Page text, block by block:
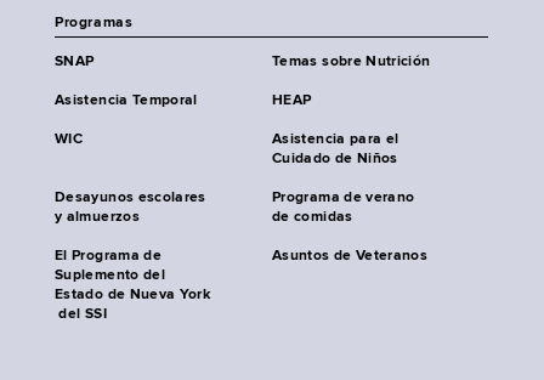
Programas
SNAP Temas sobre Nutrición
Asistencia Temporal HEAP
WIC
Asistencia para el
Cuidado de Niños
Desayunos escolares
y almuerzos
Programa de verano
de comidas
El Programa de
Suplemento del
Estado de Nueva York
del SSI
Asuntos de Veteranos